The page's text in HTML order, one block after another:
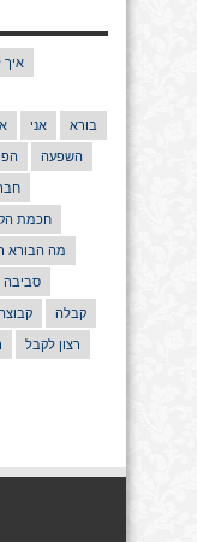
איך
אני בורא
השפעה
חכמת
מה הבורא
סביבה
קבלה
רצון לקבל